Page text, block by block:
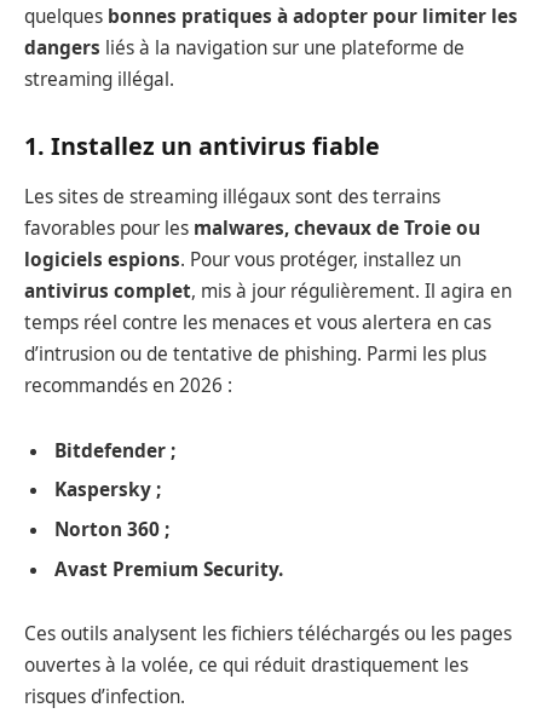
quelques bonnes pratiques à adopter pour limiter les
dangers liés à la navigation sur une plateforme de
streaming illégal.
1. Installez un antivirus fiable
Les sites de streaming illégaux sont des terrains
favorables pour les malwares, chevaux de Troie ou
logiciels espions. Pour vous protéger, installez un
antivirus complet, mis à jour régulièrement. Il agira en
temps réel contre les menaces et vous alertera en cas
d’intrusion ou de tentative de phishing. Parmi les plus
recommandés en 2026 :
Bitdefender ;
Kaspersky ;
Norton 360 ;
Avast Premium Security.
Ces outils analysent les fichiers téléchargés ou les pages
ouvertes à la volée, ce qui réduit drastiquement les
risques d’infection.